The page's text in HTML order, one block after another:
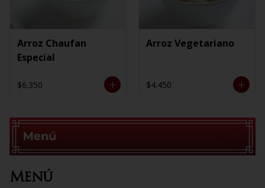
Arroz Chaufan
Especial
$6.350
Arroz Vegetariano
$4.450
Menú